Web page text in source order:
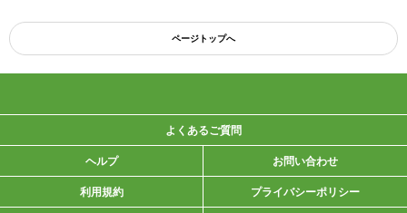
ページトップへ
よくあるご質問
ヘルプ お問い合わせ
利用規約 プライバシーポリシー